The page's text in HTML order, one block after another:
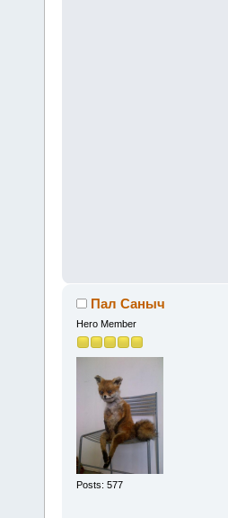
Пал Саныч
Hero Member
Posts: 577